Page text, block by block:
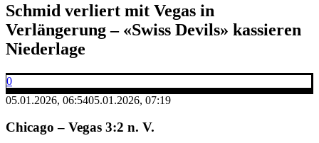
Schmid verliert mit Vegas in
Verlängerung – «Swiss Devils» kassieren
Niederlage
0
05.01.2026, 06:5405.01.2026, 07:19
Chicago – Vegas 3:2 n. V.